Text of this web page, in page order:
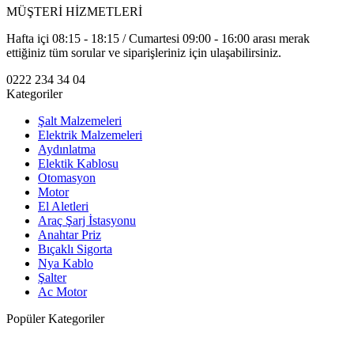
MÜŞTERİ HİZMETLERİ
Hafta içi 08:15 - 18:15 / Cumartesi 09:00 - 16:00 arası merak
ettiğiniz tüm sorular ve siparişleriniz için ulaşabilirsiniz.
0222 234 34 04
Kategoriler
Şalt Malzemeleri
Elektrik Malzemeleri
Aydınlatma
Elektik Kablosu
Otomasyon
Motor
El Aletleri
Araç Şarj İstasyonu
Anahtar Priz
Bıçaklı Sigorta
Nya Kablo
Şalter
Ac Motor
Popüler Kategoriler